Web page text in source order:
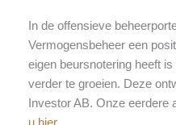
In de offensieve
Vermogensbeheer een
eigen beursnotering heeft
verder te groeien. Deze
Investor AB. Onze eerdere